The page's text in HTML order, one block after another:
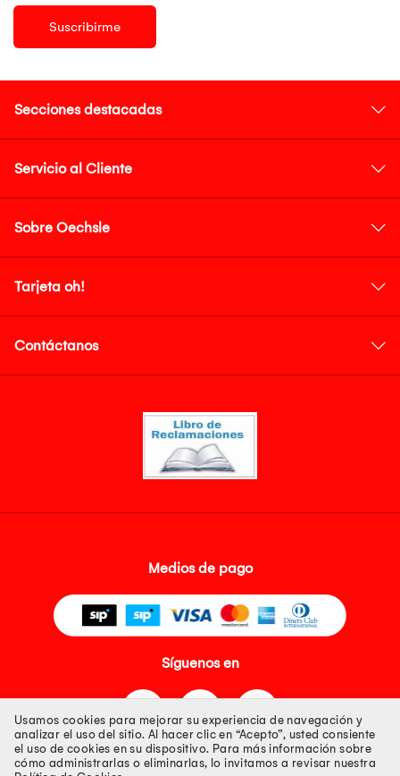
Suscribirme
Secciones destacadas
Servicio al Cliente
Sobre Oechsle
Tarjeta oh!
Contáctanos
Medios de pago
Síguenos en
Usamos cookies para mejorar su experiencia de navegación y
analizar el uso del sitio. Al hacer clic en “Acepto”, usted consiente
el uso de cookies en su dispositivo. Para más información sobre
cómo administrarlas o eliminarlas, lo invitamos a revisar nuestra